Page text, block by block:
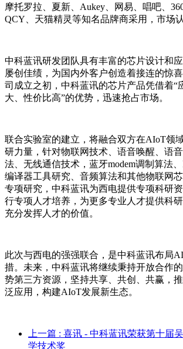
摩托罗拉、夏新、Aukey、网易、唱吧、
QCY、天猫精灵等知名品牌商采用，市场认
中科蓝讯研发团队具有丰富的芯片设计和
屡创佳绩，为国内外客户创造着接连的惊喜
司成立之初，中科蓝讯的芯片产品凭借着“
大、性价比高”的优势，迅速抢占市场。
联合实验室的建立，将融合双方在AIoT领
研力量，针对物联网技术、语音唤醒、语
法、无线通信技术，蓝牙modem调制算法
编译器工具研究、音频算法和其他物联网
专项研究，中科蓝讯为西电提供专项科研
行专项人才培养，为更多专业人才提供科
充分发挥人才的价值。
此次与西电的强强联合，是中科蓝讯布局
措。 未来，中科蓝讯将继续秉持开放合作
势第三方资源，坚持共享、共创、共赢，
泛应用，构建AIoT发展新生态。
上一篇 : 喜讯 - 中科蓝讯荣获第十届
学技术奖